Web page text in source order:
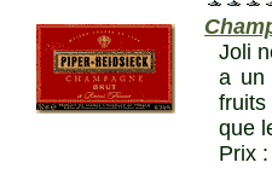
Joli
a un
que
Prix